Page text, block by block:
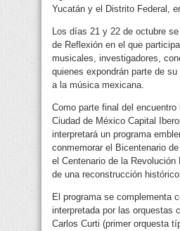
Yucatán y el Distrito Federal,
Los días 21 y 22 de octubre
de Reflexión en el que
musicales, investigadores,
quienes expondrán parte de
a la música mexicana.
Como parte final del
Ciudad de México Capital
interpretará un programa
conmemorar el Bicentenario
el Centenario de la Revolución
de una reconstrucción
El programa se complementa
interpretada por las orquestas
Carlos Curti (primer orquesta